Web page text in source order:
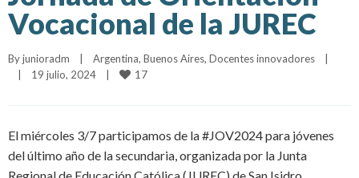
Vocacional de la JUREC
By junioradm Argentina, Buenos Aires, Docentes innovadores
19 julio, 2024 17
El miércoles 3/7 participamos de la #JOV2024 para jóvenes
del último año de la secundaria, organizada por la Junta